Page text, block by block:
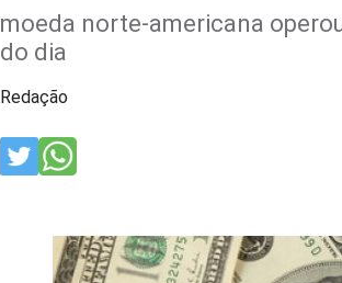
moeda norte-americana
do dia
Redação